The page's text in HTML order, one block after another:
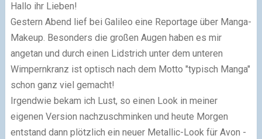
Hallo ihr Lieben!
Gestern Abend lief bei Galileo eine Reportage über Manga-
Makeup. Besonders die großen Augen haben es mir
angetan und durch einen Lidstrich unter dem unteren
Wimpernkranz ist optisch nach dem Motto "typisch Manga"
schon ganz viel gemacht!
Irgendwie bekam ich Lust, so einen Look in meiner
eigenen Version nachzuschminken und heute Morgen
entstand dann plötzlich ein neuer Metallic-Look für Avon -